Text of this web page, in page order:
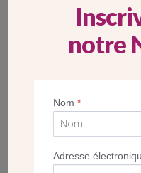
notre
Nom*
Adresse